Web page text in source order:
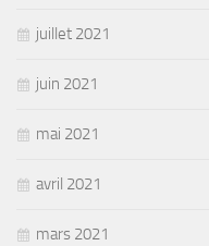
juillet 2021
juin 2021
mai 2021
avril 2021
mars 2021